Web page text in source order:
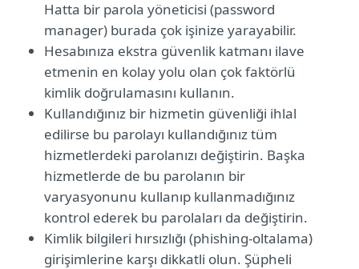
Hatta bir parola yöneticisi (password
manager) burada çok işinize yarayabilir.
Hesabınıza ekstra güvenlik katmanı ilave
etmenin en kolay yolu olan çok faktörlü
kimlik doğrulamasını kullanın.
Kullandığınız bir hizmetin güvenliği ihlal
edilirse bu parolayı kullandığınız tüm
hizmetlerdeki parolanızı değiştirin. Başka
hizmetlerde de bu parolanın bir
varyasyonunu kullanıp kullanmadığınız
kontrol ederek bu parolaları da değiştirin.
Kimlik bilgileri hırsızlığı (phishing-oltalama)
girişimlerine karşı dikkatli olun. Şüpheli